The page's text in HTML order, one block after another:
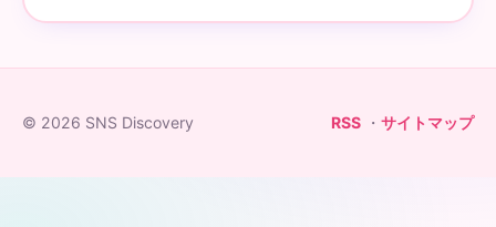
© 2026 SNS Discovery RSS ・ サイトマップ